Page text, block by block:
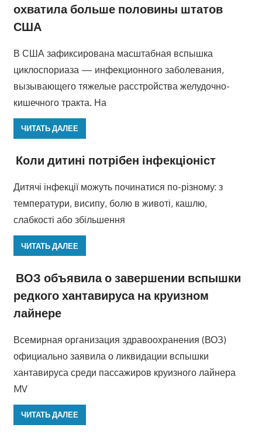
охватила больше половины штатов
США
В США зафиксирована масштабная вспышка
циклоспориаза — инфекционного заболевания,
вызывающего тяжелые расстройства желудочно-
кишечного тракта. На
ЧИТАТЬ ДАЛЕЕ
Коли дитині потрібен інфекціоніст
Дитячі інфекції можуть починатися по-різному: з
температури, висипу, болю в животі, кашлю,
слабкості або збільшення
ЧИТАТЬ ДАЛЕЕ
ВОЗ объявила о завершении вспышки
редкого хантавируса на круизном
лайнере
Всемирная организация здравоохранения (ВОЗ)
официально заявила о ликвидации вспышки
хантавируса среди пассажиров круизного лайнера
MV
ЧИТАТЬ ДАЛЕЕ